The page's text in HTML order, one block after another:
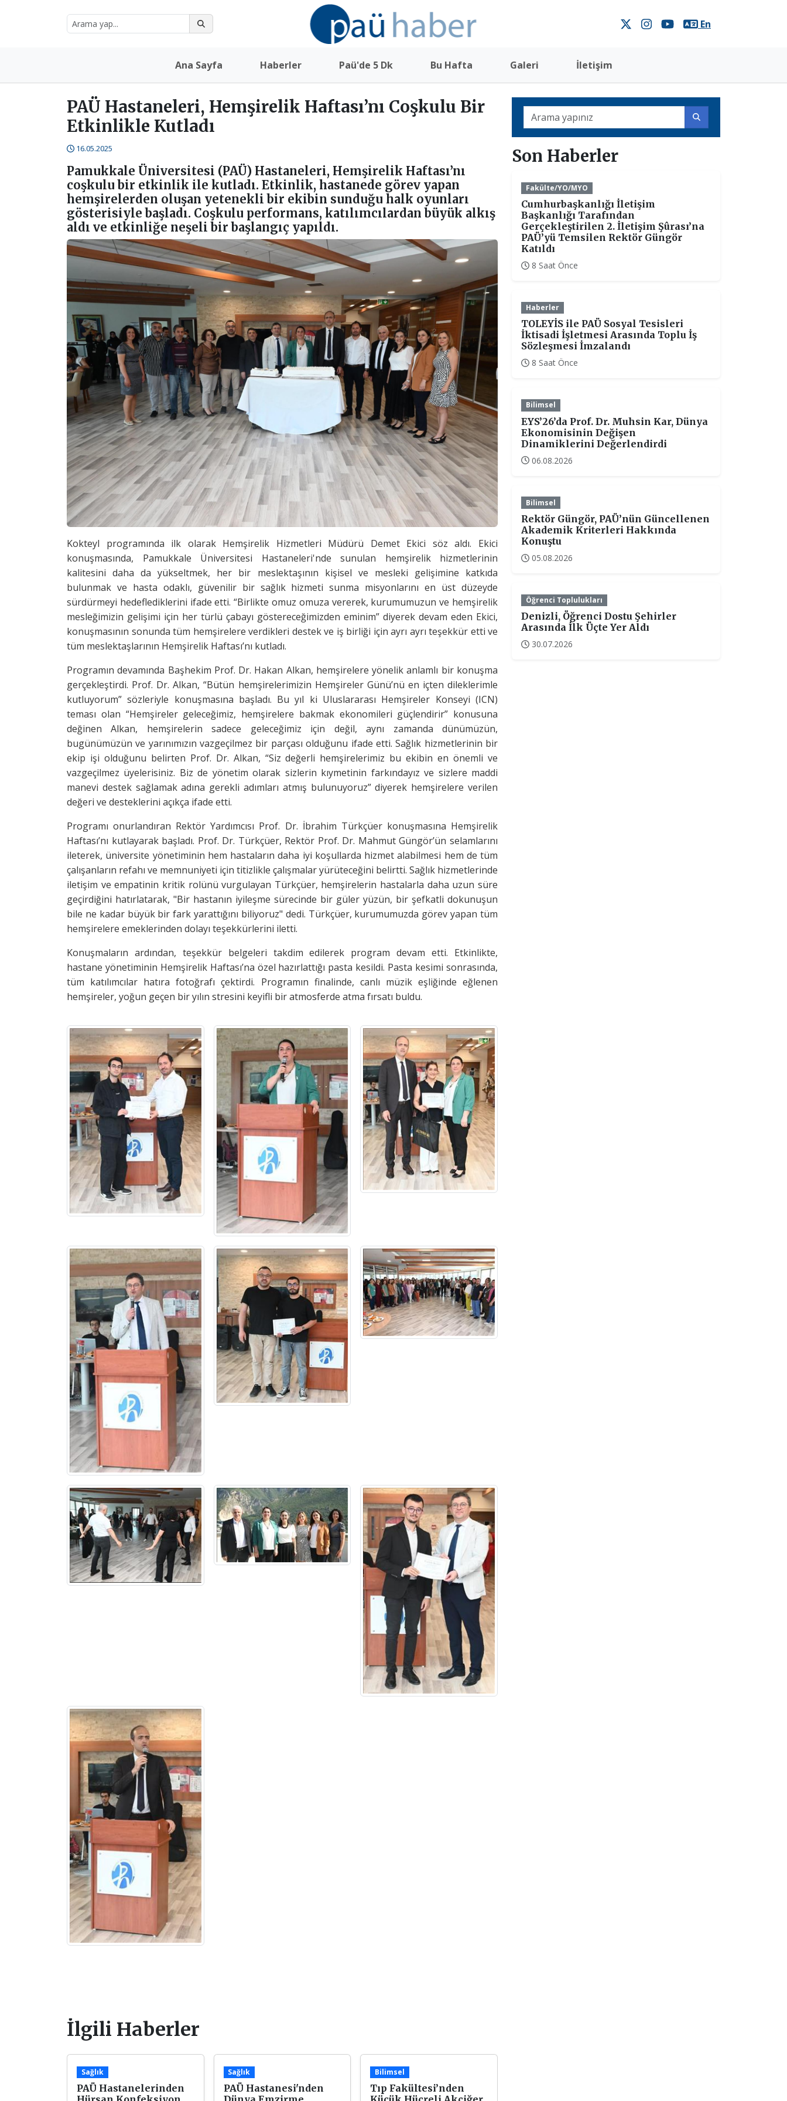
En
Ana Sayfa Haberler Paü'de 5 Dk Bu Hafta Galeri İletişim
PAÜ Hastaneleri, Hemşirelik Haftası’nı Coşkulu Bir
Etkinlikle Kutladı
16.05.2025
Pamukkale Üniversitesi (PAÜ) Hastaneleri, Hemşirelik Haftası’nı
coşkulu bir etkinlik ile kutladı. Etkinlik, hastanede görev yapan
hemşirelerden oluşan yetenekli bir ekibin sunduğu halk oyunları
gösterisiyle başladı. Coşkulu performans, katılımcılardan büyük alkış
aldı ve etkinliğe neşeli bir başlangıç yapıldı.
Kokteyl programında ilk olarak Hemşirelik Hizmetleri Müdürü Demet Ekici söz aldı. Ekici
konuşmasında, Pamukkale Üniversitesi Hastaneleri'nde sunulan hemşirelik hizmetlerinin
kalitesini daha da yükseltmek, her bir meslektaşının kişisel ve mesleki gelişimine katkıda
bulunmak ve hasta odaklı, güvenilir bir sağlık hizmeti sunma misyonlarını en üst düzeyde
sürdürmeyi hedeflediklerini ifade etti. “Birlikte omuz omuza vererek, kurumumuzun ve hemşirelik
mesleğimizin gelişimi için her türlü çabayı göstereceğimizden eminim” diyerek devam eden Ekici,
konuşmasının sonunda tüm hemşirelere verdikleri destek ve iş birliği için ayrı ayrı teşekkür etti ve
tüm meslektaşlarının Hemşirelik Haftası’nı kutladı.
Programın devamında Başhekim Prof. Dr. Hakan Alkan, hemşirelere yönelik anlamlı bir konuşma
gerçekleştirdi. Prof. Dr. Alkan, “Bütün hemşirelerimizin Hemşireler Günü’nü en içten dileklerimle
kutluyorum” sözleriyle konuşmasına başladı. Bu yıl ki Uluslararası Hemşireler Konseyi (ICN)
teması olan “Hemşireler geleceğimiz, hemşirelere bakmak ekonomileri güçlendirir” konusuna
değinen Alkan, hemşirelerin sadece geleceğimiz için değil, aynı zamanda dünümüzün,
bugünümüzün ve yarınımızın vazgeçilmez bir parçası olduğunu ifade etti. Sağlık hizmetlerinin bir
ekip işi olduğunu belirten Prof. Dr. Alkan, “Siz değerli hemşirelerimiz bu ekibin en önemli ve
vazgeçilmez üyelerisiniz. Biz de yönetim olarak sizlerin kıymetinin farkındayız ve sizlere maddi
manevi destek sağlamak adına gerekli adımları atmış bulunuyoruz” diyerek hemşirelere verilen
değeri ve desteklerini açıkça ifade etti.
Programı onurlandıran Rektör Yardımcısı Prof. Dr. İbrahim Türkçüer konuşmasına Hemşirelik
Haftası’nı kutlayarak başladı. Prof. Dr. Türkçüer, Rektör Prof. Dr. Mahmut Güngör’ün selamlarını
ileterek, üniversite yönetiminin hem hastaların daha iyi koşullarda hizmet alabilmesi hem de tüm
çalışanların refahı ve memnuniyeti için titizlikle çalışmalar yürüteceğini belirtti. Sağlık hizmetlerinde
iletişim ve empatinin kritik rolünü vurgulayan Türkçüer, hemşirelerin hastalarla daha uzun süre
geçirdiğini hatırlatarak, "Bir hastanın iyileşme sürecinde bir güler yüzün, bir şefkatli dokunuşun
bile ne kadar büyük bir fark yarattığını biliyoruz" dedi. Türkçüer, kurumumuzda görev yapan tüm
hemşirelere emeklerinden dolayı teşekkürlerini iletti.
Konuşmaların ardından, teşekkür belgeleri takdim edilerek program devam etti. Etkinlikte,
hastane yönetiminin Hemşirelik Haftası’na özel hazırlattığı pasta kesildi. Pasta kesimi sonrasında,
tüm katılımcılar hatıra fotoğrafı çektirdi. Programın finalinde, canlı müzik eşliğinde eğlenen
hemşireler, yoğun geçen bir yılın stresini keyifli bir atmosferde atma fırsatı buldu.
İlgili Haberler
Sağlık
PAÜ Hastanelerinden
Sağlık
PAÜ Hastanesi'nden
Bilimsel
Tıp Fakültesi’nden
Son Haberler
Fakülte/YO/MYO
Cumhurbaşkanlığı İletişim
Başkanlığı Tarafından
Gerçekleştirilen 2. İletişim Şûrası’na
PAÜ’yü Temsilen Rektör Güngör
Katıldı
8 Saat Önce
Haberler
TOLEYİS ile PAÜ Sosyal Tesisleri
İktisadi İşletmesi Arasında Toplu İş
Sözleşmesi İmzalandı
8 Saat Önce
Bilimsel
EYS’26’da Prof. Dr. Muhsin Kar, Dünya
Ekonomisinin Değişen
Dinamiklerini Değerlendirdi
06.08.2026
Bilimsel
Rektör Güngör, PAÜ’nün Güncellenen
Akademik Kriterleri Hakkında
Konuştu
05.08.2026
Öğrenci Toplulukları
Denizli, Öğrenci Dostu Şehirler
Arasında İlk Üçte Yer Aldı
30.07.2026